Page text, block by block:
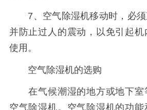
7、空气除湿机移动时，必须
并防止过人的震动，以免引起
使用。
空气除湿机的选购
在气候潮湿的地方或地下室
空气除湿机。空气除湿机的功